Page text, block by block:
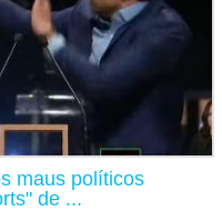
maus políticos
de ...